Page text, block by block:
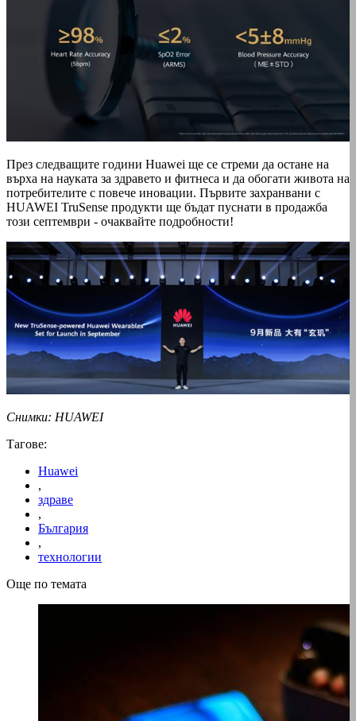
През следващите години Huawei ще се стреми да остане на
върха на науката за здравето и фитнеса и да обогати живота на
потребителите с повече иновации. Първите захранвани с
HUAWEI TruSense продукти ще бъдат пуснати в продажба
този септември - очаквайте подробности!
Снимки: HUAWEI
Тагове:
Huawei
,
здраве
,
България
,
технологии
Още по темата